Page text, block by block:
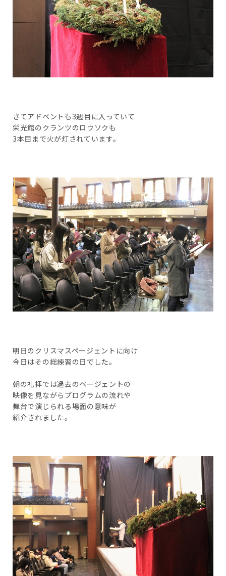
さてアドベントも3週目に入っていて
栄光館のクランツのロウソクも
3本目まで火が灯されています。
明日のクリスマスページェントに向け
今日はその総練習の日でした。
朝の礼拝では過去のページェントの
映像を見ながらプログラムの流れや
舞台で演じられる場面の意味が
紹介されました。